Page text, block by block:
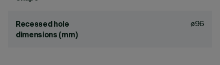
Recessed hole
dimensions (mm)
ø96